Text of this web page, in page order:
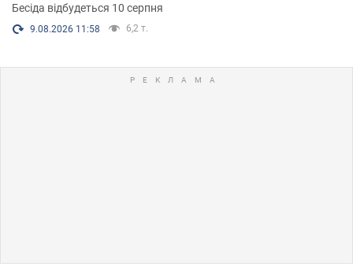
Бесіда відбудеться 10 серпня
9.08.2026 11:58 6,2 т.